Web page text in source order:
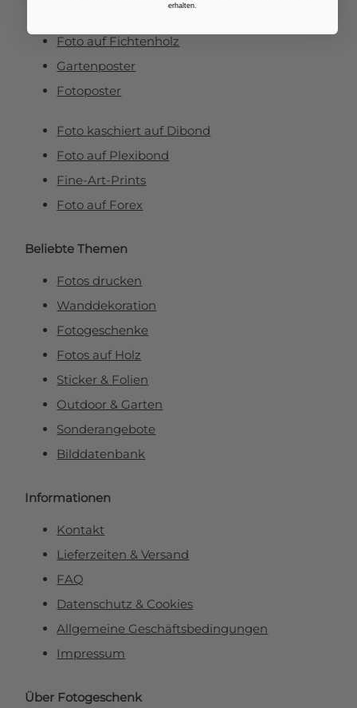
Foto auf Fichtenholz
Gartenposter
Fotoposter
Foto kaschiert auf Dibond
Foto auf Plexibond
Fine-Art-Prints
Foto auf Forex
Beliebte Themen
Fotos drucken
Wanddekoration
Fotogeschenke
Fotos auf Holz
Sticker & Folien
Outdoor & Garten
Sonderangebote
Bilddatenbank
Informationen
Kontakt
Lieferzeiten & Versand
FAQ
Datenschutz & Cookies
Allgemeine Geschäftsbedingungen
Impressum
Über Fotogeschenk
erhalten.